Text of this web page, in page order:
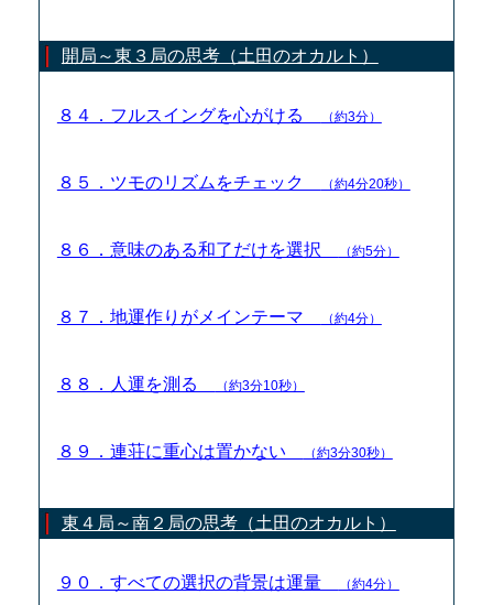
開局～東３局の思考（土田のオカルト）
８４．フルスイングを心がける （約3分）
８５．ツモのリズムをチェック （約4分20秒）
８６．意味のある和了だけを選択 （約5分）
８７．地運作りがメインテーマ （約4分）
８８．人運を測る （約3分10秒）
８９．連荘に重心は置かない （約3分30秒）
東４局～南２局の思考（土田のオカルト）
９０．すべての選択の背景は運量 （約4分）